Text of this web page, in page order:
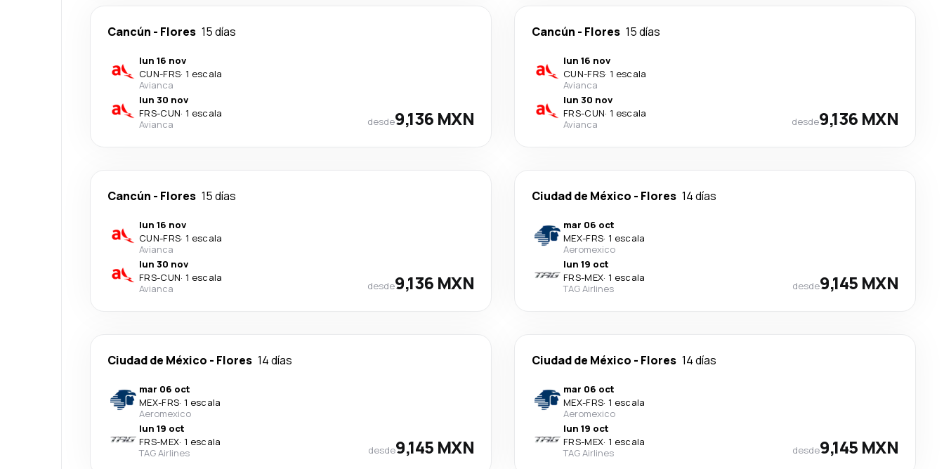
Cancún - Flores 15 días
lun 16 nov
CUN-FRS· 1 escala
Avianca
lun 30 nov
FRS-CUN· 1 escala
Avianca
desde9,136 MXN
Cancún - Flores 15 días
lun 16 nov
CUN-FRS· 1 escala
Avianca
lun 30 nov
FRS-CUN· 1 escala
Avianca
desde9,136 MXN
Cancún - Flores 15 días
lun 16 nov
CUN-FRS· 1 escala
Avianca
lun 30 nov
FRS-CUN· 1 escala
Avianca
desde9,136 MXN
Ciudad de México - Flores 14 días
mar 06 oct
MEX-FRS· 1 escala
Aeromexico
lun 19 oct
FRS-MEX· 1 escala
TAG Airlines
desde9,145 MXN
Ciudad de México - Flores 14 días
mar 06 oct
MEX-FRS· 1 escala
Aeromexico
lun 19 oct
FRS-MEX· 1 escala
TAG Airlines
desde9,145 MXN
Ciudad de México - Flores 14 días
mar 06 oct
MEX-FRS· 1 escala
Aeromexico
lun 19 oct
FRS-MEX· 1 escala
TAG Airlines
desde9,145 MXN